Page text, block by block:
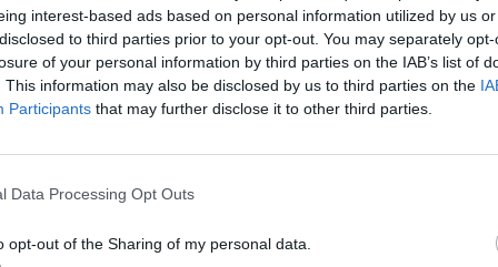
interest-based ads based on personal information utilized by us
to third parties prior to your opt-out. You may separately
of your personal information by third parties on the IAB’s list of
This information may also be disclosed by us to third parties on the
Participants that may further disclose it to other third parties.
Data Processing Opt Outs
opt-out of the Sharing of my personal data.
ja kommenttikenttä kävi nopeasti kuumana.
ihaillen.